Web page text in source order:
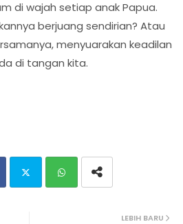
di wajah setiap anak Papua.
berjuang sendirian? Atau
menyuarakan keadilan
di tangan kita.
LEBIH BARU